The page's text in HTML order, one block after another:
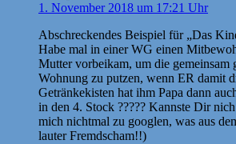
1. November 2018 um 17:21 Uhr
Abschreckendes Beispiel für „Das
Habe mal in einer WG einen
Mutter vorbeikam, um die gemeinsam
Wohnung zu putzen, wenn ER damit
Getränkekisten hat ihm Papa dann
in den 4. Stock ????? Kannste Dir
mich nichtmal zu googlen, was aus
lauter Fremdscham!!)